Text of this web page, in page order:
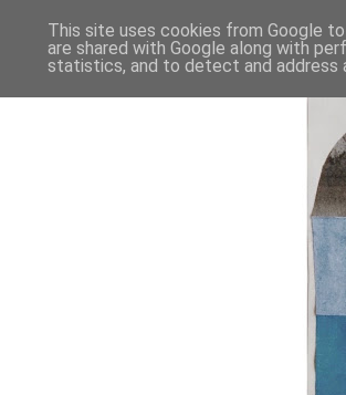
This site uses cookies from Google
are shared with Google along with
statistics, and to detect and address